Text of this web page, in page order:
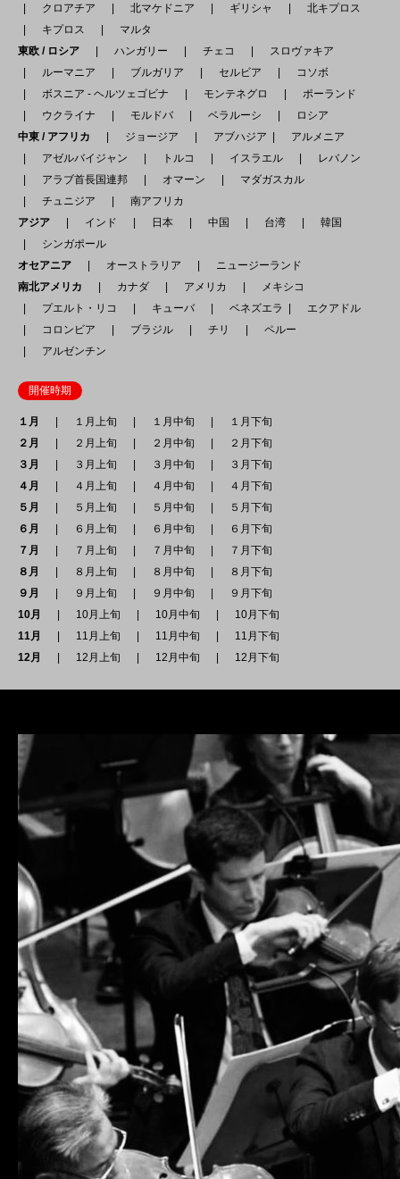
クロアチア
北マケドニア ギリシャ
北キプロス
キプロス
マルタ
東欧 / ロシア
ハンガリー チェコ
スロヴァキア
ルーマニア
ブルガリア セルビア
コソボ
ボスニア - ヘルツェゴビナ
モンテネグロ
ポーランド
ウクライナ
モルドバ ベラルーシ
ロシア
中東 / アフリカ
ジョージア アブハジア
アルメニア
アゼルバイジャン
トルコ イスラエル
レバノン
アラブ首長国連邦
オマーン
マダガスカル
チュニジア
南アフリカ
アジア
インド 日本 中国 台湾
韓国
シンガポール
オセアニア
オーストラリア
ニュージーランド
南北アメリカ
カナダ アメリカ
メキシコ
プエルト・リコ
キューバ ベネズエラ
エクアドル
コロンビア
ブラジル チリ
ペルー
アルゼンチン
開催時期
１月 １月上旬 １月中旬
１月下旬
２月
２月上旬 ２月中旬
２月下旬
３月
３月上旬 ３月中旬
３月下旬
４月
４月上旬 ４月中旬
４月下旬
５月
５月上旬 ５月中旬
５月下旬
６月
６月上旬 ６月中旬
６月下旬
７月
７月上旬 ７月中旬
７月下旬
８月
８月上旬 ８月中旬
８月下旬
９月
９月上旬 ９月中旬
９月下旬
10月
10月上旬 10月中旬
10月下旬
11月
11月上旬 11月中旬
11月下旬
12月
12月上旬 12月中旬 12月下旬